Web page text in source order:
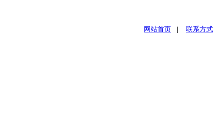
网站首页 联系方式